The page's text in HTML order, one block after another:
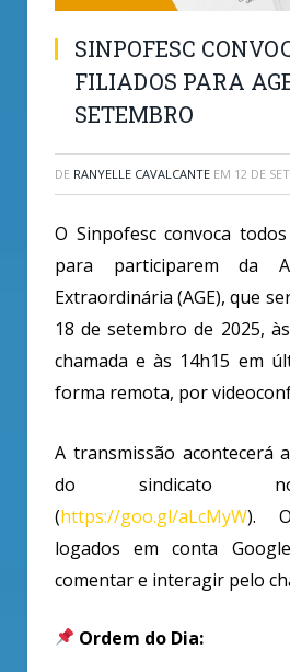
SINPOFESC
FILIADOS PARA
SETEMBRO
DE RANYELLE CAVALCANTE EM 12 DE
O Sinpofesc convoca
para participarem da
Extraordinária (AGE), que
18 de setembro de 2025,
chamada e às 14h15 em
forma remota, por
A transmissão acontecerá
do sindicato
(https://goo.gl/aLcMyW).
logados em conta
comentar e interagir pelo
Ordem do Dia: